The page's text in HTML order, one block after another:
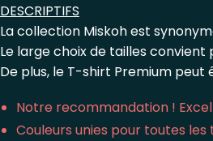
DESCRIPTIFS
La collection Miskoh est
Le large choix de tailles
De plus, le T-shirt Premium
Notre recommandation !
Couleurs unies pour toutes